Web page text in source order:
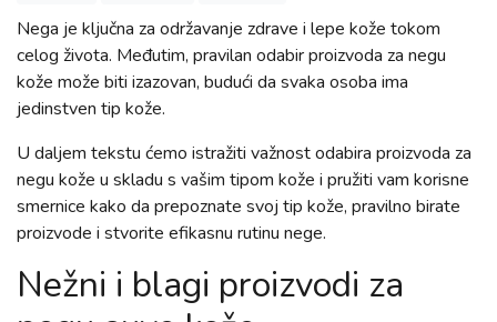
Nega je ključna za održavanje zdrave i lepe kože tokom
celog života. Međutim, pravilan odabir proizvoda za negu
kože može biti izazovan, budući da svaka osoba ima
jedinstven tip kože.
U daljem tekstu ćemo istražiti važnost odabira proizvoda za
negu kože u skladu s vašim tipom kože i pružiti vam korisne
smernice kako da prepoznate svoj tip kože, pravilno birate
proizvode i stvorite efikasnu rutinu nege.
Nežni i blagi proizvodi za